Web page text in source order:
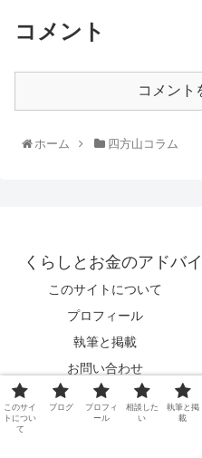
コメント
コメント
ホーム 四方山コラム
くらしとお金のアドバ
このサイトについて
プロフィール
執筆と掲載
お問い合わせ
こちらへのアクセス
このサイ
トについ
て
ブログ
プロフィ
ール
相談した
い
執筆と掲
載